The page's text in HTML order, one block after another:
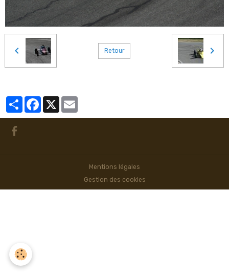
Retour
PartagerFacebook
Mentions légales
Gestion des cookies